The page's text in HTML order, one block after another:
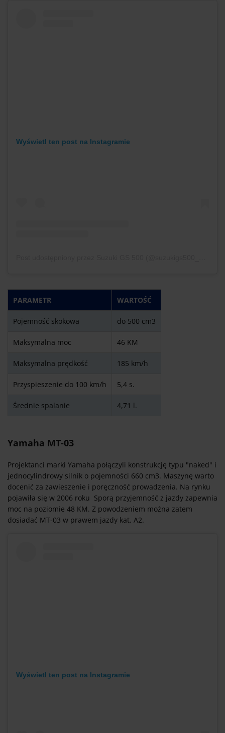
Wyświetl ten post na Instagramie
PARAMETR WARTOŚĆ
Pojemność skokowa do 500 cm3
Maksymalna moc 46 KM
Maksymalna prędkość 185 km/h
Przyspieszenie do 100 km/h 5,4 s.
Średnie spalanie 4,71 l.
Yamaha MT-03
Projektanci marki Yamaha połączyli konstrukcję typu "naked" i
jednocylindrowy silnik o pojemności 660 cm3. Maszynę warto
docenić za zawieszenie i poręczność prowadzenia. Na rynku
pojawiła się w 2006 roku Sporą przyjemność z jazdy zapewnia
moc na poziomie 48 KM. Z powodzeniem można zatem
dosiadać MT-03 w prawem jazdy kat. A2.
Wyświetl ten post na Instagramie